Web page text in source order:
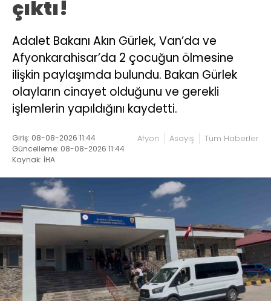
çıktı!
Adalet Bakanı Akın Gürlek, Van’da ve
Afyonkarahisar’da 2 çocuğun ölmesine
ilişkin paylaşımda bulundu. Bakan Gürlek
olayların cinayet olduğunu ve gerekli
işlemlerin yapıldığını kaydetti.
Giriş: 08-08-2026 11:44
Güncelleme: 08-08-2026 11:44
Kaynak: İHA
Afyon Asayiş Tüm Haberler